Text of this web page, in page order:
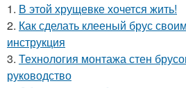
1. В этой хрущевке хочется жить!
2. Как сделать клееный брус
инструкция
3. Технология монтажа стен
руководство